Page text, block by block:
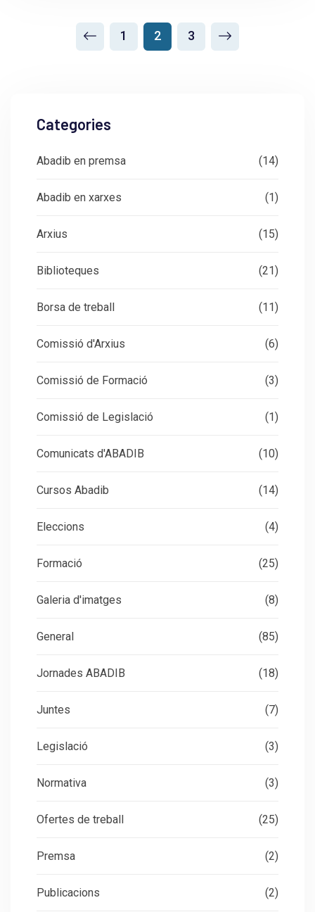
1 2 3
Categories
Abadib en premsa (14)
Abadib en xarxes (1)
Arxius (15)
Biblioteques (21)
Borsa de treball (11)
Comissió d'Arxius (6)
Comissió de Formació (3)
Comissió de Legislació (1)
Comunicats d'ABADIB (10)
Cursos Abadib (14)
Eleccions (4)
Formació (25)
Galeria d'imatges (8)
General (85)
Jornades ABADIB (18)
Juntes (7)
Legislació (3)
Normativa (3)
Ofertes de treball (25)
Premsa (2)
Publicacions (2)